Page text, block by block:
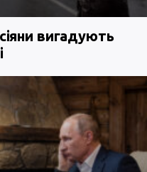
вигадують